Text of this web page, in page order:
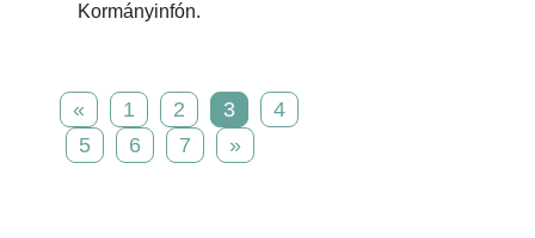
Kormányinfón.
« 1 2 3
4
5
6 7 »